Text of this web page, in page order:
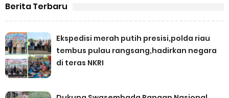
Berita Terbaru
Ekspedisi merah putih presisi,polda riau
tembus pulau rangsang,hadirkan negara
di teras NKRI